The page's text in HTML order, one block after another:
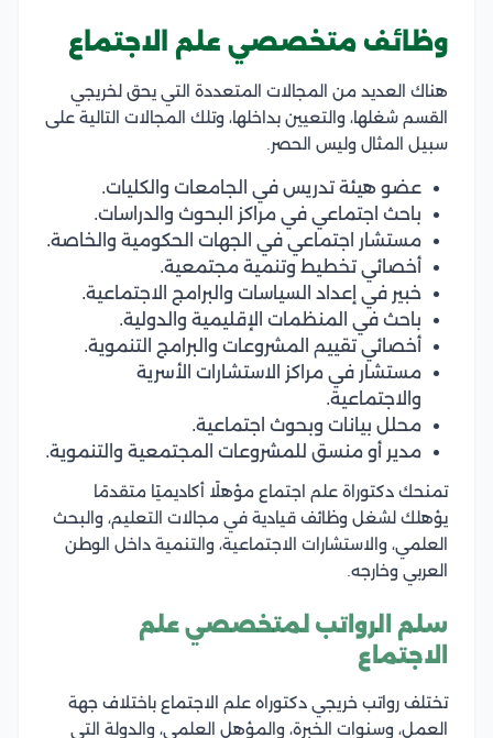
وظائف متخصصي علم الاجتماع
هناك العديد من المجالات المتعددة التي يحق لخريجي
القسم شغلها، والتعيين بداخلها، وتلك المجالات التالية على
سبيل المثال وليس الحصر.
عضو هيئة تدريس في الجامعات والكليات.
باحث اجتماعي في مراكز البحوث والدراسات.
مستشار اجتماعي في الجهات الحكومية والخاصة.
أخصائي تخطيط وتنمية مجتمعية.
خبير في إعداد السياسات والبرامج الاجتماعية.
باحث في المنظمات الإقليمية والدولية.
أخصائي تقييم المشروعات والبرامج التنموية.
مستشار في مراكز الاستشارات الأسرية
والاجتماعية.
محلل بيانات وبحوث اجتماعية.
مدير أو منسق للمشروعات المجتمعية والتنموية.
تمنحك دكتوراة علم اجتماع مؤهلًا أكاديميًا متقدمًا
يؤهلك لشغل وظائف قيادية في مجالات التعليم، والبحث
العلمي، والاستشارات الاجتماعية، والتنمية داخل الوطن
العربي وخارجه.
سلم الرواتب لمتخصصي علم
الاجتماع
تختلف رواتب خريجي دكتوراه علم الاجتماع باختلاف جهة
العمل، وسنوات الخبرة، والمؤهل العلمي، والدولة التي